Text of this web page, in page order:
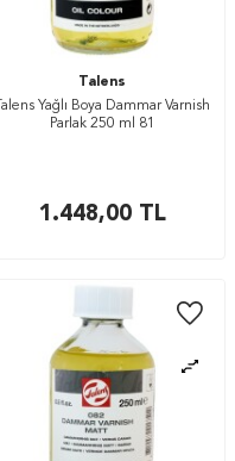
Talens
Talens Yağlı Boya Dammar Varnish
Parlak 250 ml 81
1.448,00TL